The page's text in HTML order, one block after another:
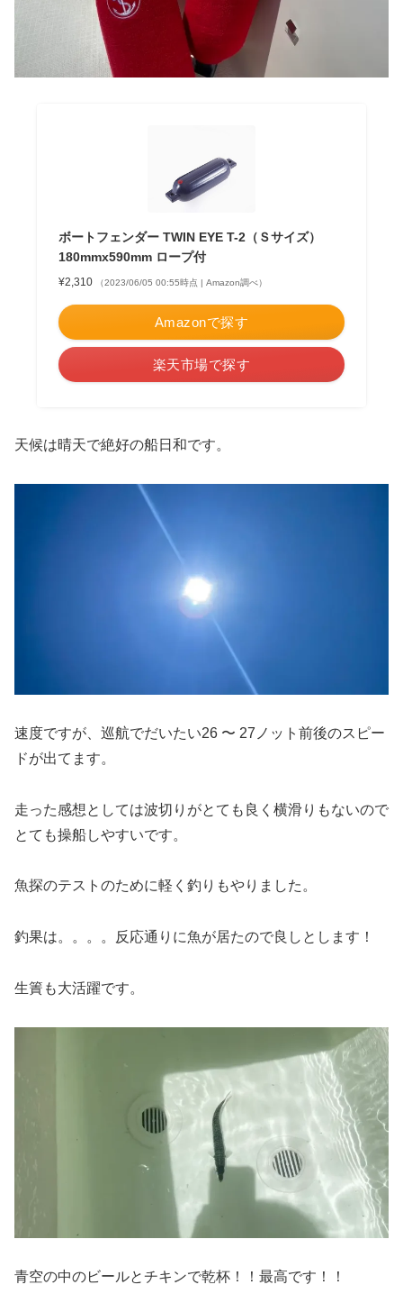
ボートフェンダー TWIN EYE T-2（Ｓサイズ）
180mmx590mm ロープ付
¥2,310 （2023/06/05 00:55時点 | Amazon調べ）
Amazonで探す
楽天市場で探す
天候は晴天で絶好の船日和です。
速度ですが、巡航でだいたい26 〜 27ノット前後のスピー
ドが出てます。
走った感想としては波切りがとても良く横滑りもないので
とても操船しやすいです。
魚探のテストのために軽く釣りもやりました。
釣果は。。。。反応通りに魚が居たので良しとします！
生簀も大活躍です。
青空の中のビールとチキンで乾杯！！最高です！！